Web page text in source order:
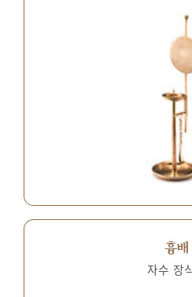
흉배
자수 장